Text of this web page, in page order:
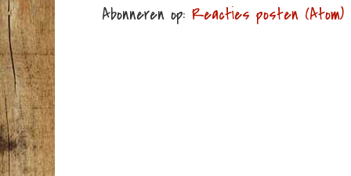
Abonneren op: Reacties posten (Atom)